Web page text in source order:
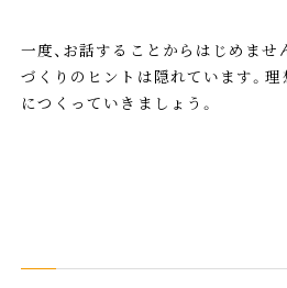
一度、お話することからはじめま
づくりのヒントは隠れています。
につくっていきましょう。